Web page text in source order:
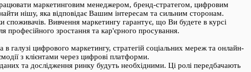
маркетинговим менеджером, бренд-стратегом, цифровим
нішу, яка відповідає Вашим інтересам та сильним сторонам.
споживачів. Вивчення маркетингу гарантує, що Ви будете в курсі
професійного зростання та кар'єрного просування.
галузі цифрового маркетингу, стратегій соціальних мереж та онлайн-
з клієнтами через цифрові платформи.
та дослідження ринку будуть необхідними. Ці ролі передбачають